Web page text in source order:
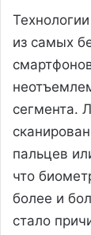
из самых
сегмента.
пальцев
что
более и
стало